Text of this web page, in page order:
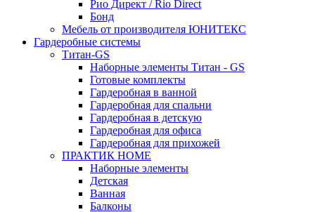
Рио Директ / Rio Direct
Бонд
Мебель от производителя ЮНИТЕКС
Гардеробные системы
Титан-GS
Наборные элементы Титан - GS
Готовые комплекты
Гардеробная в ванной
Гардеробная для спальни
Гардеробная в детскую
Гардеробная для офиса
Гардеробная для прихожей
ПРАКТИК HOME
Наборные элементы
Детская
Ванная
Балконы